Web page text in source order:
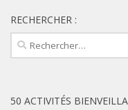
RECHERCHER :
Rechercher :
50 ACTIVITÉS